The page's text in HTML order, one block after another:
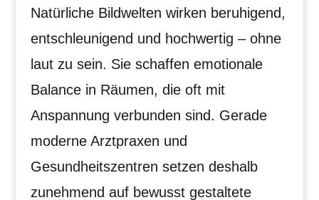
Natürliche Bildwelten wirken beruhigend,
entschleunigend und hochwertig – ohne
laut zu sein. Sie schaffen emotionale
Balance in Räumen, die oft mit
Anspannung verbunden sind. Gerade
moderne Arztpraxen und
Gesundheitszentren setzen deshalb
zunehmend auf bewusst gestaltete